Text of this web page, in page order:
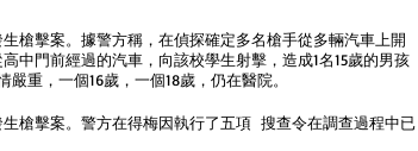
槍擊案。據警方稱，在偵探確定多名槍手從多輛汽車上開
中門前經過的汽車，向該校學生射擊，造成1名15歲的男孩
重，一個16歲，一個18歲，仍在醫院。
槍擊案。警方在得梅因執行了五項  搜查令在調查過程中已